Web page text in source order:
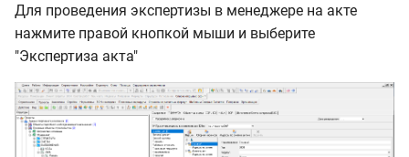
Для проведения экспертизы в менеджере на акте
нажмите правой кнопкой мыши и выберите
"Экспертиза акта"